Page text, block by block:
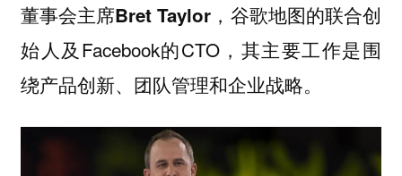
董事会主席Bret Taylor， 谷歌地图的联合创
始人及Facebook的CTO，其主要工作是围
绕产品创新、团队管理和企业战略。